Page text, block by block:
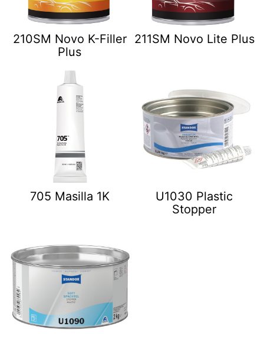
210SM Novo K-Filler
Plus
211SM Novo Lite Plus
705 Masilla 1K
U1030 Plastic
Stopper